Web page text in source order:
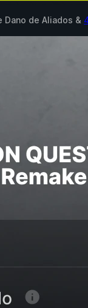
de Aliados &